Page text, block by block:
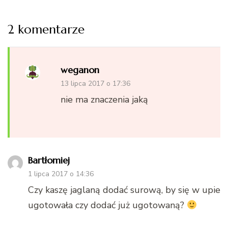
2 komentarze
weganon
13 lipca 2017 o 17:36
nie ma znaczenia jaką
Bartłomiej
1 lipca 2017 o 14:36
Czy kaszę jaglaną dodać surową, by się w upie
ugotowała czy dodać już ugotowaną?